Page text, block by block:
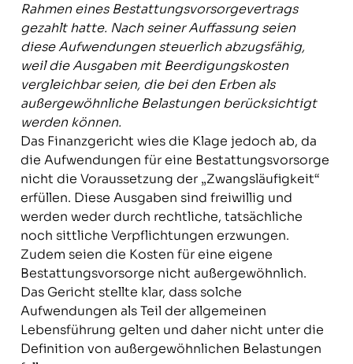
Rahmen eines Bestattungs­vorsorge­vertrags
gezahlt hatte. Nach seiner Auffassung seien
diese Aufwendungen steuerlich abzugsfähig,
weil die Ausgaben mit Beerdigungs­kosten
vergleichbar seien, die bei den Erben als
außergewöhnliche Belastungen berücksichtigt
werden können.
Das Finanzgericht wies die Klage jedoch ab, da
die Aufwendungen für eine Bestattungs­vorsorge
nicht die Voraussetzung der „Zwangsläufigkeit“
erfüllen. Diese Ausgaben sind freiwillig und
werden weder durch rechtliche, tatsächliche
noch sittliche Verpflichtungen erzwungen.
Zudem seien die Kosten für eine eigene
Bestattungs­vorsorge nicht außergewöhnlich.
Das Gericht stellte klar, dass solche
Aufwendungen als Teil der allgemeinen
Lebensführung gelten und daher nicht unter die
Definition von außergewöhnlichen Belastungen